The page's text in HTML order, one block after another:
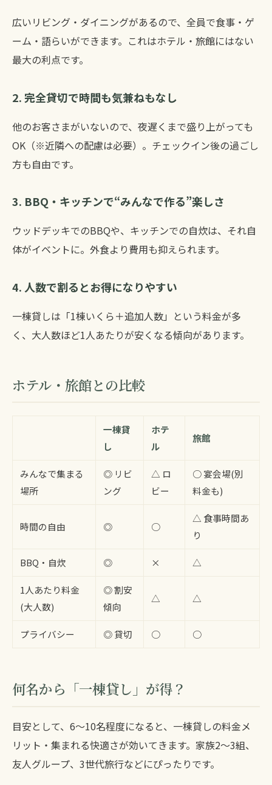
広いリビング・ダイニングがあるので、全員で食事・ゲ
ーム・語らいができます。これはホテル・旅館にはない
最大の利点です。
2. 完全貸切で時間も気兼ねもなし
他のお客さまがいないので、夜遅くまで盛り上がっても
OK（※近隣への配慮は必要）。チェックイン後の過ごし
方も自由です。
3. BBQ・キッチンで“みんなで作る”楽しさ
ウッドデッキでのBBQや、キッチンでの自炊は、それ自
体がイベントに。外食より費用も抑えられます。
4. 人数で割るとお得になりやすい
一棟貸しは「1棟いくら＋追加人数」という料金が多
く、大人数ほど1人あたりが安くなる傾向があります。
ホテル・旅館との比較
一棟貸
し
ホテ
ル
旅館
みんなで集まる
場所
◎ リビ
ング
△ ロ
ビー
○ 宴会場(別
料金も)
時間の自由 ◎ ○
△ 食事時間あ
り
BBQ・自炊 ◎ × △
1人あたり料金
(大人数)
◎ 割安
傾向
△ △
プライバシー ◎ 貸切 ○ ○
何名から「一棟貸し」が得？
目安として、6〜10名程度になると、一棟貸しの料金メ
リット・集まれる快適さが効いてきます。家族2〜3組、
友人グループ、3世代旅行などにぴったりです。